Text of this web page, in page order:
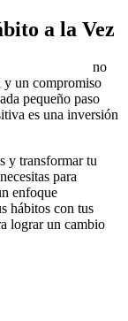
a la Vez
no
y un compromiso
pequeño paso
es una inversión
y transformar tu
para
enfoque
hábitos con tus
lograr un cambio